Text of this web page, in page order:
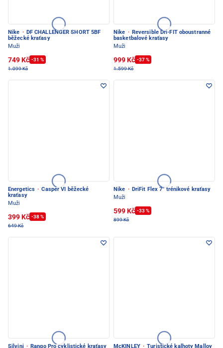
Nike · DF CHALLENGER SHORT 5BF
běžecké kraťasy
Muži
749 Kč -31 %
1.099 Kč
Nike · Reversible Dri-FIT oboustranné
basketbalové kraťasy
Muži
999 Kč -37 %
1.599 Kč
Energetics · Casper VI běžecké
kraťasy
Muži
399 Kč -38 %
649 Kč
Nike · DriFit Flex 7'' trénikové kraťasy
Muži
599 Kč -33 %
899 Kč
Silvini · Rango Pro cyklistické kraťasy McKINLEY · Turistické kalhoty Malloy